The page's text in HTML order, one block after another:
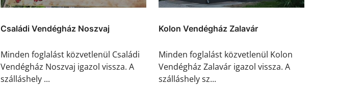
Családi Vendégház Noszvaj
Minden foglalást közvetlenül Családi
Vendégház Noszvaj igazol vissza. A
szálláshely ...
Kolon Vendégház Zalavár
Minden foglalást közvetlenül Kolon
Vendégház Zalavár igazol vissza. A
szálláshely sz...